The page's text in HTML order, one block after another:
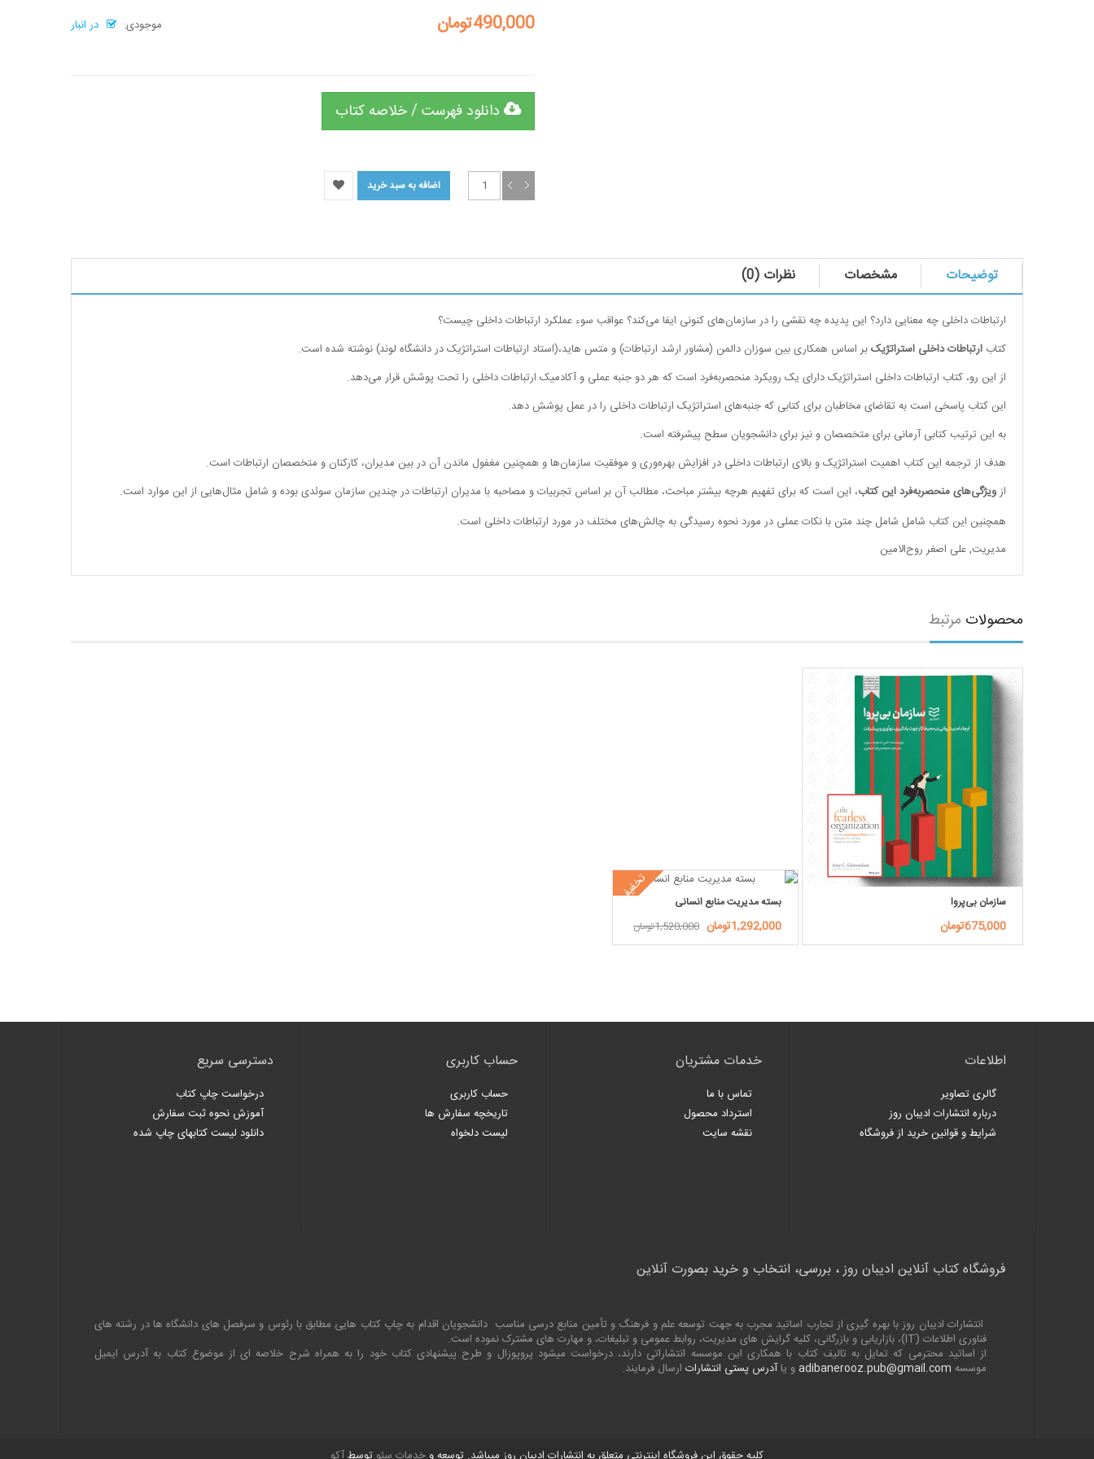
موجودی: در انبار 490,000تومان
دانلود فهرست / خلاصه کتاب
توضیحات مشخصات نظرات (0)
ارتباطات داخلی چه معنایی دارد؟ این پدیده چه نقشی را در سازمان‌های کنونی ایفا می‌کند؟ عواقب سوء عملکرد ارتباطات داخلی چیست؟
کتاب ارتباطات داخلی استراتژیکبر اساس همکاری بین سوزان دالمن (مشاور ارشد ارتباطات) و متس هاید،(استاد ارتباطات استراتژیک در دانشگاه لوند) نوشته شده است.
از این رو، کتاب ارتباطات داخلی استراتژیک دارای یک رویکرد منحصربه‌فرد است که هر دو جنبه عملی و آکادمیک ارتباطات داخلی را تحت پوشش قرار‌ می‌دهد.
این کتاب پاسخی است به تقاضای مخاطبان برای کتابی که جنبه‌های استراتژیک ارتباطات داخلی را در عمل پوشش دهد.
به این ترتیب کتابی آرمانی برای متخصصان و نیز برای دانشجویان سطح پیشرفته است.
هدف از ترجمه این کتاب اهمیت استراتژیک و بالای ارتباطات داخلی در افزایش بهره‌وری و موفقیت سازمان‌ها و همچنین مغفول ماندن آن در بین مدیران، کارکنان و متخصصان ارتباطات است.
ازویژگی‌های منحصربه‌فرد این کتاب، این است که برای تفهیم هرچه بیشتر مباحث، مطالب آن بر اساس تجربیات و مصاحبه با مدیران ارتباطات در چندین سازمان سوئدی بوده و شامل مثال‌هایی از این موارد است.
همچنین این کتاب شامل شامل چند متن با نکات عملی در مورد نحوه رسیدگی به چالش‌های مختلف در مورد ارتباطات داخلی است.
مدیریت,علی اصغر روح‌الامین
محصولات مرتبط
سازمان بی‌پروا
675,000تومان
تخفیف بسته مدیریت منابع انسانی
1,292,000تومان 1,520,000تومان
اطلاعات
گالری تصاویر
درباره انتشارات ادیبان روز
شرایط و قوانین خرید از فروشگاه
خدمات مشتریان
تماس با ما
استرداد محصول
نقشه سایت
حساب کاربری
حساب کاربری
تاریخچه سفارش ها
لیست دلخواه
دسترسی سریع
درخواست چاپ کتاب
آموزش نحوه ثبت سفارش
دانلود لیست کتابهای چاپ شده
فروشگاه کتاب آنلاین ادیبان روز ، بررسی، انتخاب و خرید بصورت آنلاین
انتشارات ادیبان روز با بهره گیری از تجارب اساتید مجرب به جهت توسعه علم و فرهنگ و تأمین منابع درسی مناسب دانشجویان اقدام به چاپ کتاب هایی مطابق با رئوس و سرفصل های دانشگاه ها در رشته های
فناوری اطلاعات (IT)، بازاریابی و بازرگانی، کلیه گرایش های مدیریت، روابط عمومی و تبلیغات، و مهارت های مشترک نموده است.
از اساتید محترمی که تمایل به تالیف کتاب با همکاری این موسسه انتشاراتی دارند، درخواست میشود پروپوزال و طرح پیشنهادی کتاب خود را به همراه شرح خلاصه ای از موضوع کتاب به آدرس ایمیل
موسسه adibanerooz.pub@gmail.comو یا آدرس پستی انتشارات ارسال فرمایند.